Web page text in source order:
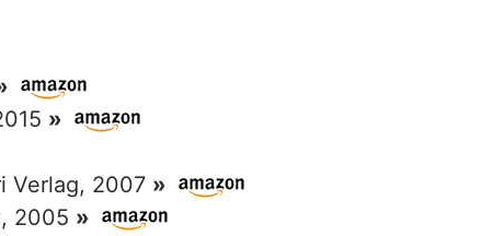
»
Verlag, 2007 »
2005 »